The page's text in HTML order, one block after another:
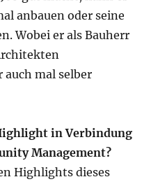
anbauen oder seine
Wobei er als Bauherr
mal selber
in Verbindung
Management?
Highlights dieses